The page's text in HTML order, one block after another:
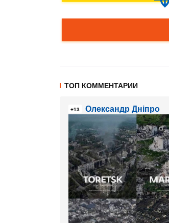
ТОП КОММЕНТАРИИ
+13 Олександр Дніпро